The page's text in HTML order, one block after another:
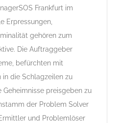
Frankfurt im
Erpressungen,
gehören zum
Die Auftraggeber
befürchten mit
in die Schlagzeilen zu
preisgeben zu
der Problem Solver
und Problemlöser